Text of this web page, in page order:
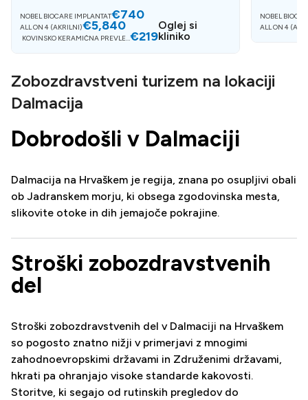
NOBEL BIOCARE IMPLANTAT€740
ALL ON 4 (AKRILNI)€5,840
KOVINSKO KERAMIČNA PREVLEK€219
Oglej si
kliniko
NOBEL
ALL ON 4
Zobozdravstveni turizem na lokaciji
Dalmacija
Dobrodošli v Dalmaciji
Dalmacija na Hrvaškem je regija, znana po osupljivi obali
ob Jadranskem morju, ki obsega zgodovinska mesta,
slikovite otoke in dih jemajoče pokrajine.
Stroški zobozdravstvenih
del
Stroški zobozdravstvenih del v Dalmaciji na Hrvaškem
so pogosto znatno nižji v primerjavi z mnogimi
zahodnoevropskimi državami in Združenimi državami,
hkrati pa ohranjajo visoke standarde kakovosti.
Storitve, ki segajo od rutinskih pregledov do